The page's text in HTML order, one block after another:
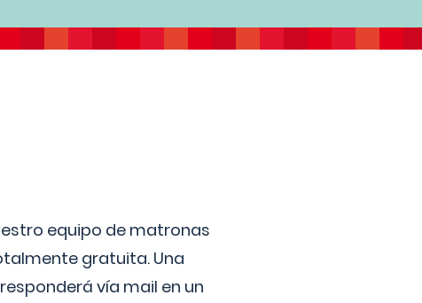
equipo de matronas
gratuita. Una
vía mail en un